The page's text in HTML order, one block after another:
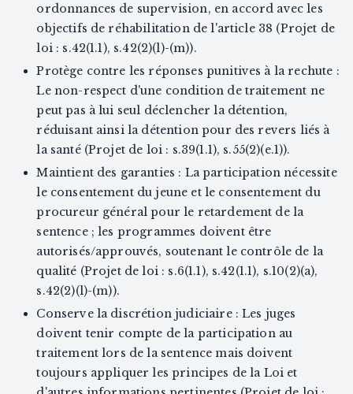
ordonnances de supervision, en accord avec les
objectifs de réhabilitation de l'article 38 (Projet de
loi : s.42(1.1), s.42(2)(l)-(m)).
Protège contre les réponses punitives à la rechute :
Le non-respect d'une condition de traitement ne
peut pas à lui seul déclencher la détention,
réduisant ainsi la détention pour des revers liés à
la santé (Projet de loi : s.39(1.1), s.55(2)(e.1)).
Maintient des garanties : La participation nécessite
le consentement du jeune et le consentement du
procureur général pour le retardement de la
sentence ; les programmes doivent être
autorisés/approuvés, soutenant le contrôle de la
qualité (Projet de loi : s.6(1.1), s.42(1.1), s.10(2)(a),
s.42(2)(l)-(m)).
Conserve la discrétion judiciaire : Les juges
doivent tenir compte de la participation au
traitement lors de la sentence mais doivent
toujours appliquer les principes de la Loi et